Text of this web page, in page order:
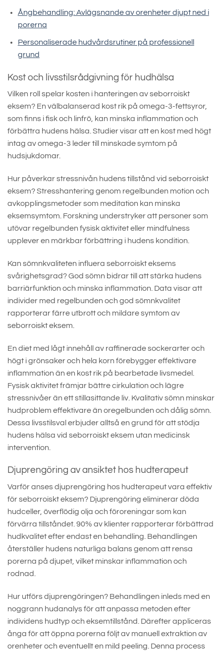
Ångbehandling: Avlägsnande av orenheter djupt ned i
porerna
Personaliserade hudvårdsrutiner på professionell
grund
Kost och livsstilsrådgivning för hudhälsa
Vilken roll spelar kosten i hanteringen av seborroiskt
eksem? En välbalanserad kost rik på omega-3-fettsyror,
som finns i fisk och linfrö, kan minska inflammation och
förbättra hudens hälsa. Studier visar att en kost med högt
intag av omega-3 leder till minskade symtom på
hudsjukdomar.
Hur påverkar stressnivån hudens tillstånd vid seborroiskt
eksem? Stresshantering genom regelbunden motion och
avkopplingsmetoder som meditation kan minska
eksemsymtom. Forskning understryker att personer som
utövar regelbunden fysisk aktivitet eller mindfulness
upplever en märkbar förbättring i hudens kondition.
Kan sömnkvaliteten influera seborroiskt eksems
svårighetsgrad? God sömn bidrar till att stärka hudens
barriärfunktion och minska inflammation. Data visar att
individer med regelbunden och god sömnkvalitet
rapporterar färre utbrott och mildare symtom av
seborroiskt eksem.
En diet med lågt innehåll av raffinerade sockerarter och
högt i grönsaker och hela korn förebygger effektivare
inflammation än en kost rik på bearbetade livsmedel.
Fysisk aktivitet främjar bättre cirkulation och lägre
stressnivåer än ett stillasittande liv. Kvalitativ sömn minskar
hudproblem effektivare än oregelbunden och dålig sömn.
Dessa livsstilsval erbjuder alltså en grund för att stödja
hudens hälsa vid seborroiskt eksem utan medicinsk
intervention.
Djuprengöring av ansiktet hos hudterapeut
Varför anses djuprengöring hos hudterapeut vara effektiv
för seborroiskt eksem? Djuprengöring eliminerar döda
hudceller, överflödig olja och föroreningar som kan
förvärra tillståndet. 90% av klienter rapporterar förbättrad
hudkvalitet efter endast en behandling. Behandlingen
återställer hudens naturliga balans genom att rensa
porerna på djupet, vilket minskar inflammation och
rodnad.
Hur utförs djuprengöringen? Behandlingen inleds med en
noggrann hudanalys för att anpassa metoden efter
individens hudtyp och eksemtillstånd. Därefter appliceras
ånga för att öppna porerna följt av manuell extraktion av
orenheter och eventuellt en mild peeling. Denna process